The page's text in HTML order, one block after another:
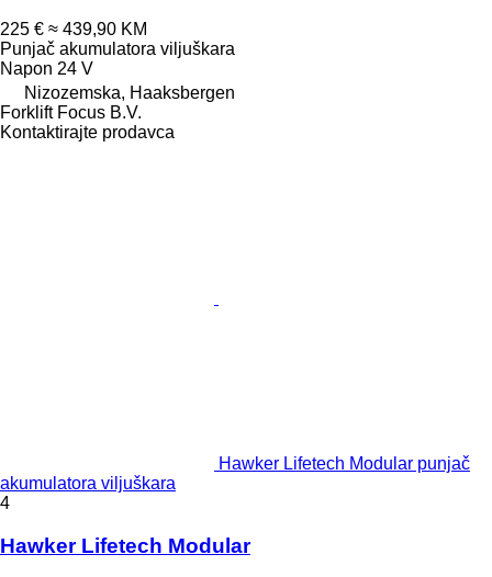
225 € ≈ 439,90 KM
Punjač akumulatora viljuškara
Napon 24 V
Nizozemska, Haaksbergen
Forklift Focus B.V.
Kontaktirajte prodavca
Hawker Lifetech Modular punjač
akumulatora viljuškara
4
Hawker Lifetech Modular